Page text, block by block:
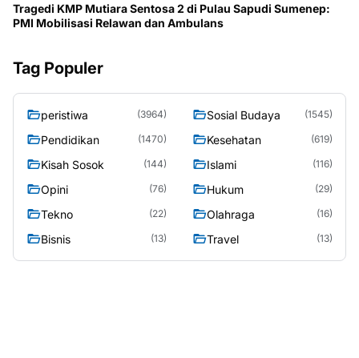
Tragedi KMP Mutiara Sentosa 2 di Pulau Sapudi Sumenep:
PMI Mobilisasi Relawan dan Ambulans
Tag Populer
peristiwa (3964) Sosial Budaya (1545)
Pendidikan (1470) Kesehatan (619)
Kisah Sosok (144) Islami (116)
Opini (76) Hukum (29)
Tekno (22) Olahraga (16)
Bisnis (13) Travel (13)